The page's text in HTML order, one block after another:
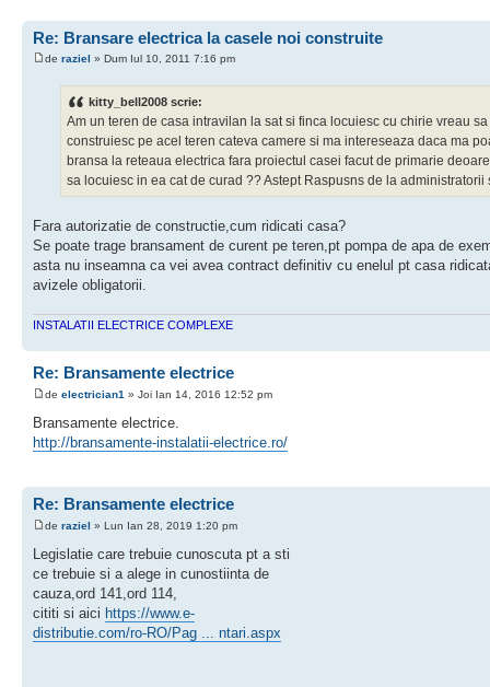
Re: Bransare electrica la casele noi construite
de raziel » Dum Iul 10, 2011 7:16 pm
kitty_bell2008 scrie:
Am un teren de casa intravilan la sat si finca locuiesc cu chirie vreau sa
construiesc pe acel teren cateva camere si ma intereseaza daca ma
bransa la reteaua electrica fara proiectul casei facut de primarie
sa locuiesc in ea cat de curad ?? Astept Raspusns de la administratorii
Fara autorizatie de constructie,cum ridicati casa?
Se poate trage bransament de curent pe teren,pt pompa de apa de
asta nu inseamna ca vei avea contract definitiv cu enelul pt casa
avizele obligatorii.
INSTALATII ELECTRICE COMPLEXE
Re: Bransamente electrice
de electrician1 » Joi Ian 14, 2016 12:52 pm
Bransamente electrice.
http://bransamente-instalatii-electrice.ro/
Re: Bransamente electrice
de raziel » Lun Ian 28, 2019 1:20 pm
Legislatie care trebuie cunoscuta pt a sti
ce trebuie si a alege in cunostiinta de
cauza,ord 141,ord 114,
cititi si aici https://www.e-
distributie.com/ro-RO/Pag ... ntari.aspx